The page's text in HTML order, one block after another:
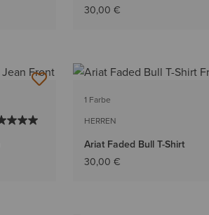
30,00 €
1 Farbe
HERREN
Ariat Faded Bull T-Shirt
30,00 €